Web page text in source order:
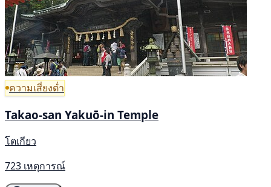
ความเสี่ยงต่ำ
Takao-san Yakuō-in Temple
โตเกียว
723 เหตุการณ์